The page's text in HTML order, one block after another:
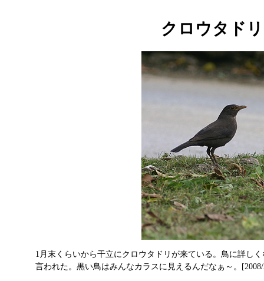
クロウタドリ
1月末くらいから干立にクロウタドリが来ている。鳥に詳し
言われた。黒い鳥はみんなカラスに見えるんだなぁ～。